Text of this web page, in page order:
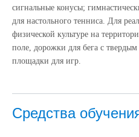
сигнальные конусы;
для настольного тенниса. Для
физической культуре на
поле, дорожки для бега с
площадки для игр.
Средства